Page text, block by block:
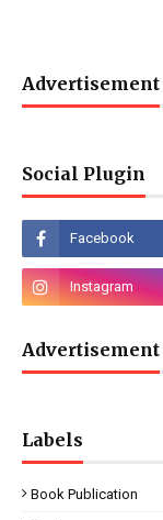
Advertisement
Social Plugin
Advertisement
Labels
Book Publication